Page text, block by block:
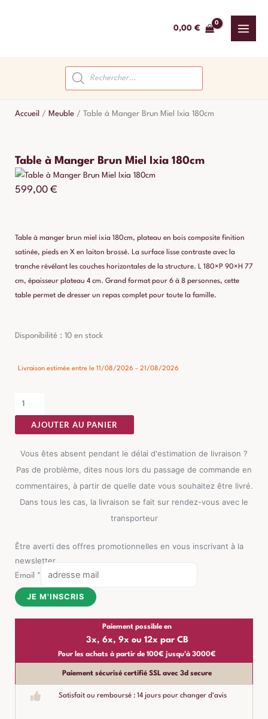
0,00 €
Recherche
de
produits
Accueil / Meuble / Table à Manger Brun Miel Ixia 180cm
Table à Manger Brun Miel Ixia 180cm
599,00 €
Table à manger brun miel ixia 180cm, plateau en bois composite finition
satinée, pieds en X en laiton brossé. La surface lisse contraste avec la
tranche révélant les couches horizontales de la structure. L 180×P 90×H 77
cm, épaisseur plateau 4 cm. Grand format pour 6 à 8 personnes, cette
table permet de dresser un repas complet pour toute la famille.
Disponibilité : 10 en stock
Livraison estimée entre le 11/08/2026 - 21/08/2026
quantité
Table
Manger
Brun
Miel
AJOUTER AU PANIER
Vous êtes absent pendant le délai d'estimation de livraison ?
Pas de problème, dites nous lors du passage de commande en
commentaires, à partir de quelle date vous souhaitez être livré.
Dans tous les cas, la livraison se fait sur rendez-vous avec le
transporteur
Être averti des offres promotionnelles en vous inscrivant à la
newsletter
Email *
JE M'INSCRIS
Paiement possible en
3x, 6x, 9x ou 12x par CB
Pour les achats à partir de 100€ jusqu'à 3000€
Paiement sécurisé certifié SSL avec 3d secure
Satisfait ou remboursé : 14 jours pour changer d'avis